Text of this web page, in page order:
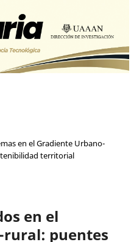
en el Gradiente Urbano-
territorial
en el
puentes